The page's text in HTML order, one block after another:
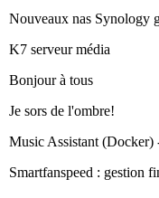
Nouveaux nas Synology
K7 serveur média
Bonjour à tous
Je sors de l'ombre!
Music Assistant (Docker)
Smartfanspeed : gestion